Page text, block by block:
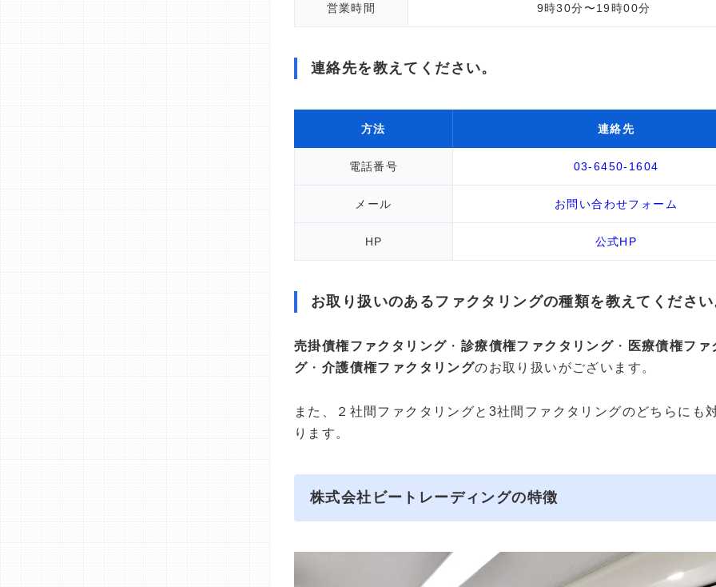
営業時間 9時30分〜19時00分
連絡先を教えてください。
方法 連絡先
電話番号 03-6450-1604
メール お問い合わせフォーム
HP 公式HP
お取り扱いのあるファクタリングの種類を教えてくださ
売掛債権ファクタリング ・ 診療債権ファクタリング ・
医療債権ファ
グ ・ 介護債権ファクタリングのお取り扱いがございます。
また、２社間ファクタリングと3社間ファクタリングのどちらにも
ります。
株式会社ビートレーディングの特徴